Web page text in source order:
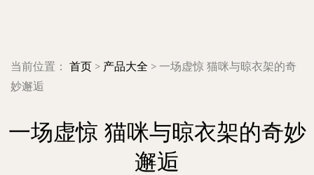
当前位置： 首页 > 产品大全 > 一场虚惊 猫咪与晾衣架的奇
妙邂逅
一场虚惊 猫咪与晾衣架的奇妙
邂逅